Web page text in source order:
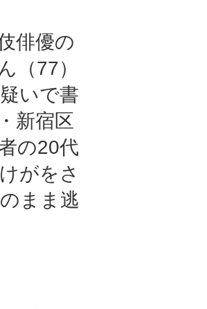
俳優の
（77）
いで書
新宿区
の20代
がをさ
まま逃